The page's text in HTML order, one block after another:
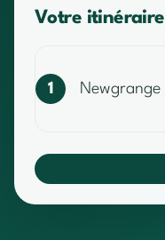
Votre itinéraire
1 Newgrange